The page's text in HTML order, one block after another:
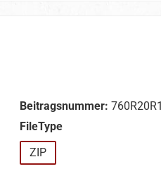
Beitragsnummer:
FileTypeauswählen
ZIP